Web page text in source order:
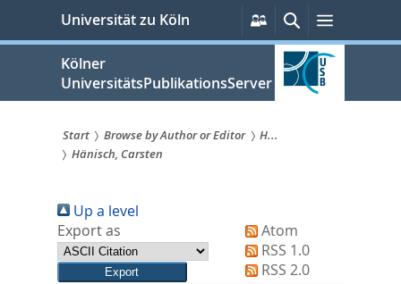
springen
Universität zu Köln
Persönliche
Services
SucheMenü
Kölner
UniversitätsPublikationsServer
Sie
sind
hier:
Start Browse by Author or Editor
H...
Hänisch, Carsten
Up a level
Export as
Atom
RSS 1.0
RSS 2.0